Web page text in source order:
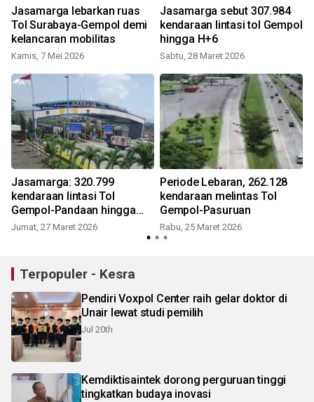
Jasamarga lebarkan ruas
Tol Surabaya-Gempol demi
kelancaran mobilitas
Kamis, 7 Mei 2026
Jasamarga sebut 307.984
kendaraan lintasi tol Gempol
hingga H+6
Sabtu, 28 Maret 2026
Jasamarga: 320.799
kendaraan lintasi Tol
Gempol-Pandaan hingga
H+5
Jumat, 27 Maret 2026
Periode Lebaran, 262.128
kendaraan melintas Tol
Gempol-Pasuruan
Rabu, 25 Maret 2026
Terpopuler - Kesra
Pendiri Voxpol Center raih gelar doktor di
Unair lewat studi pemilih
Jul 20th
Kemdiktisaintek dorong perguruan tinggi
tingkatkan budaya inovasi